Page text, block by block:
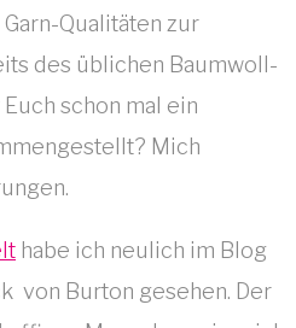
Qualitäten zur
des üblichen Baumwoll-
schon mal ein
Mich
habe ich neulich im Blog
von Burton gesehen. Der